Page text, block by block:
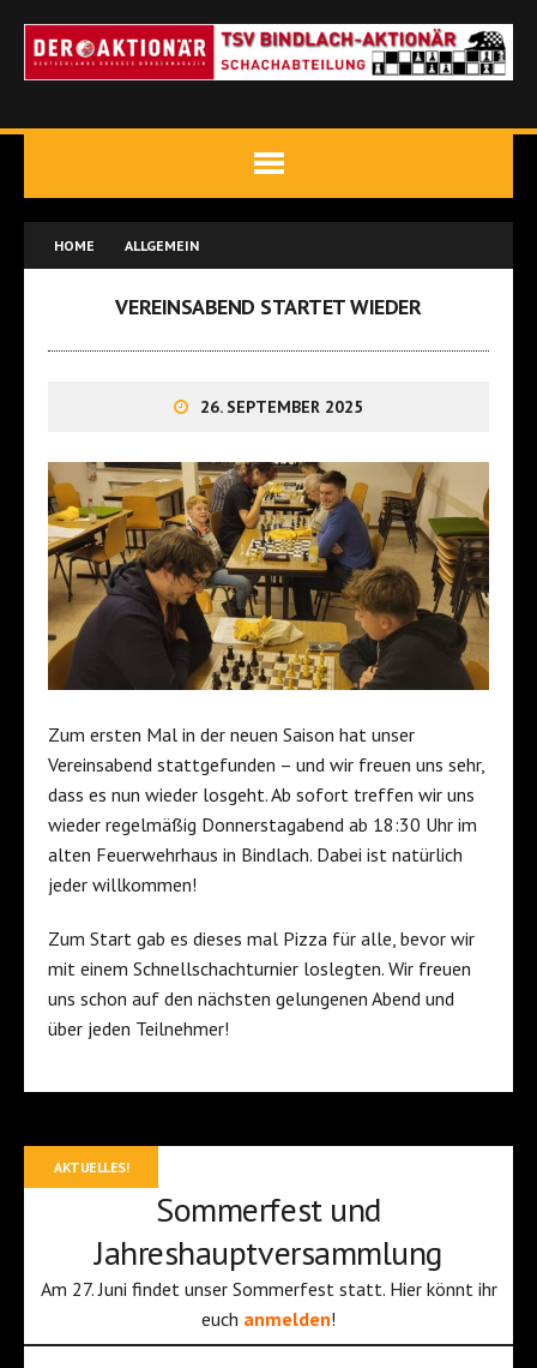
HOME ALLGEMEIN
VEREINSABEND STARTET WIEDER
26. SEPTEMBER 2025
Zum ersten Mal in der neuen Saison hat unser
Vereinsabend stattgefunden – und wir freuen uns sehr,
dass es nun wieder losgeht. Ab sofort treffen wir uns
wieder regelmäßig Donnerstagabend ab 18:30 Uhr im
alten Feuerwehrhaus in Bindlach. Dabei ist natürlich
jeder willkommen!
Zum Start gab es dieses mal Pizza für alle, bevor wir
mit einem Schnellschachturnier loslegten. Wir freuen
uns schon auf den nächsten gelungenen Abend und
über jeden Teilnehmer!
AKTUELLES!
Sommerfest und
Jahreshauptversammlung
Am 27. Juni findet unser Sommerfest statt. Hier könnt ihr
euch anmelden!